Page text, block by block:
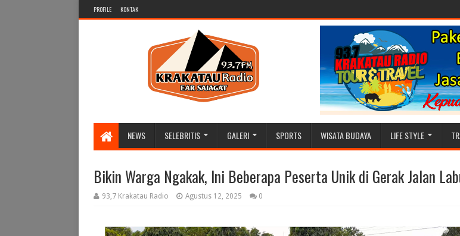
PROFILE KONTAK
NEWS SELEBRITIS GALERI SPORTS WISATA BUDAYA LIFE STYLE
Bikin Warga Ngakak, Ini Beberapa Peserta Unik di Gerak Jalan
93,7 Krakatau Radio Agustus 12, 2025 0